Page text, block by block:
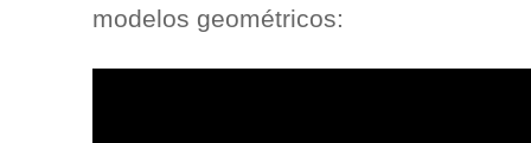
modelos geométricos: